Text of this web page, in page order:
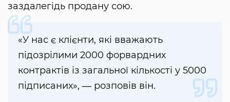
заздалегідь продану сою.
«У нас є клієнти, які вважають
підозрілими 2000 форвардних
контрактів із загальної кількості у 5000
підписаних», ― розповів він.